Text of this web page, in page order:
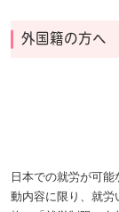
外国籍の方へ
日本での就労が可
動内容に限り、就労